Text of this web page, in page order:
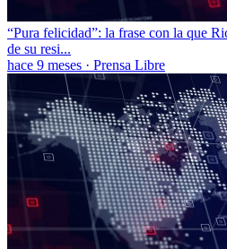
“Pura felicidad”: la frase con la que
de su resi...
hace 9 meses · Prensa Libre